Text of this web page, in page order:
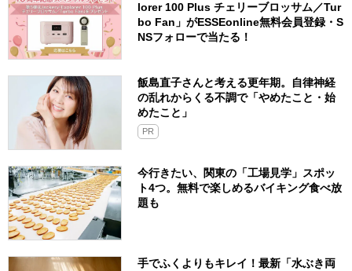
lorer 100 Plus チェリーブロッサム／Tur
bo Fan」がESSEonline無料会員登録・S
NSフォローで当たる！
飯島直子さんと考える更年期。自律神経
の乱れからくる不調で「やめたこと・始
めたこと」
PR
今行きたい、関東の「工場見学」スポッ
ト4つ。無料で楽しめるバイキング食べ放
題も
手でふくよりもキレイ！最新「水ぶき両